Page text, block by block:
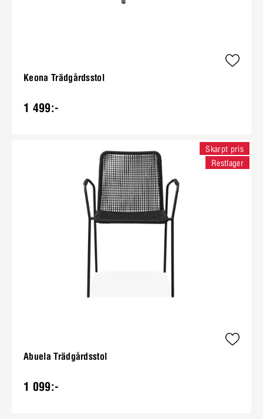
Keona Trädgårdsstol
1 499:-
Abuela Trädgårdsstol
1 099:-
Skarpt pris
Restlager